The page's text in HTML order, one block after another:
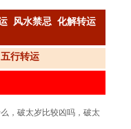
风水禁忌 化解转运
五行转运
，破太岁比较凶吗，破太